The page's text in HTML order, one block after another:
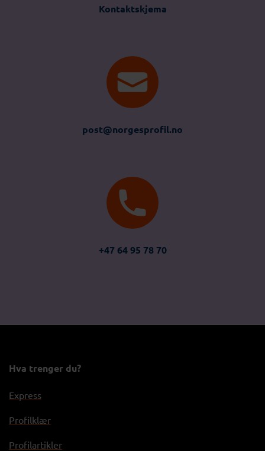
Kontaktskjema
post@norgesprofil.no
+47 64 95 78 70
Hva trenger du?
Express
Profilklær
Profilartikler